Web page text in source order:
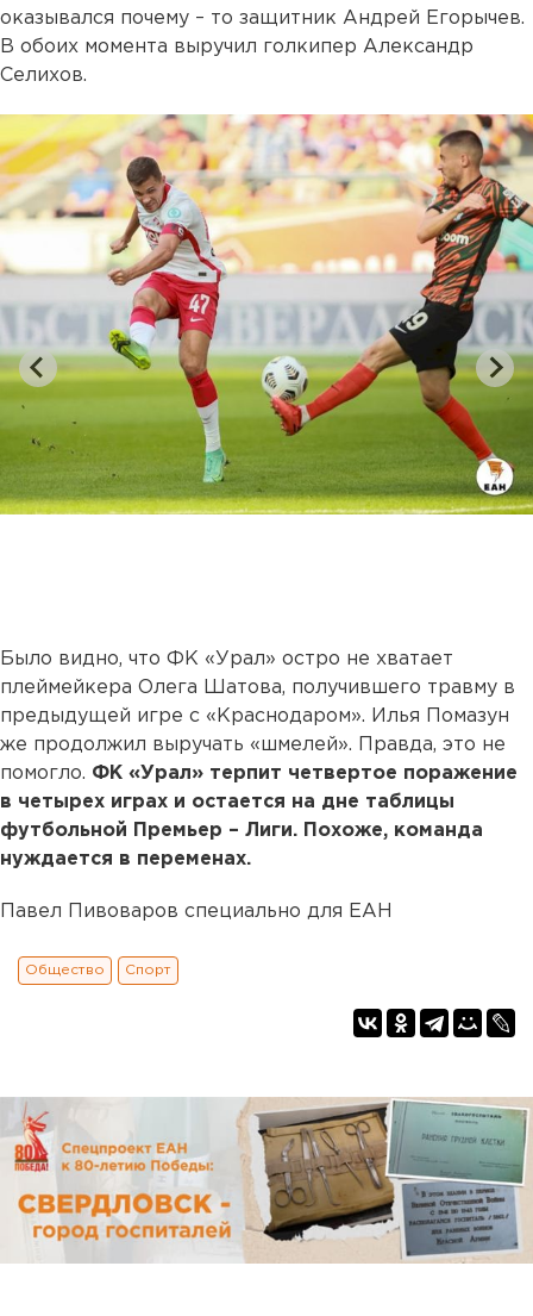
оказывался почему – то защитник Андрей Егорычев.
В обоих момента выручил голкипер Александр
Селихов.
Было видно, что ФК «Урал» остро не хватает
плеймейкера Олега Шатова, получившего травму в
предыдущей игре с «Краснодаром». Илья Помазун
же продолжил выручать «шмелей». Правда, это не
помогло. ФК «Урал» терпит четвертое поражение
в четырех играх и остается на дне таблицы
футбольной Премьер – Лиги. Похоже, команда
нуждается в переменах.
Павел Пивоваров специально для ЕАН
Общество Спорт